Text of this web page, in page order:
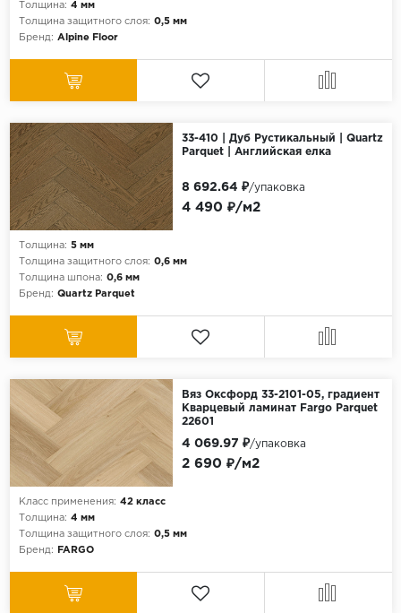
Толщина: 4 мм
Толщина защитного слоя: 0,5 мм
Бренд: Alpine Floor
33-410 | Дуб Рустикальный | Quartz
Parquet | Английская елка
Толщина: 5 мм
Толщина защитного слоя: 0,6 мм
Толщина шпона: 0,6 мм
Бренд: Quartz Parquet
4 490 ₽/м2
8 692.64 ₽/упаковка
Вяз Оксфорд 33-2101-05, градиент
Кварцевый ламинат Fargo Parquet
22601
Класс применения: 42 класс
Толщина: 4 мм
Толщина защитного слоя: 0,5 мм
Бренд:
FARGO
2 690 ₽/м2
4 069.97 ₽/упаковка